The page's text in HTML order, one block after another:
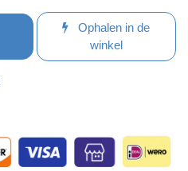
Ophalen in de
winkel